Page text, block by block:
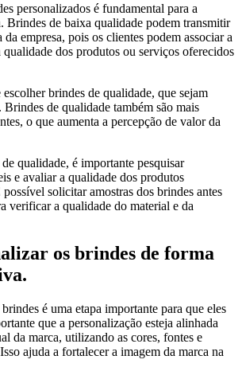
personalizados é fundamental para a
Brindes de baixa qualidade podem transmitir
empresa, pois os clientes podem associar a
dos produtos ou serviços oferecidos
brindes de qualidade, que sejam
de qualidade também são mais
o que aumenta a percepção de valor da
qualidade, é importante pesquisar
e avaliar a qualidade dos produtos
solicitar amostras dos brindes antes
verificar a qualidade do material e da
os brindes de forma
é uma etapa importante para que eles
que a personalização esteja alinhada
da marca, utilizando as cores, fontes e
ajuda a fortalecer a imagem da marca na